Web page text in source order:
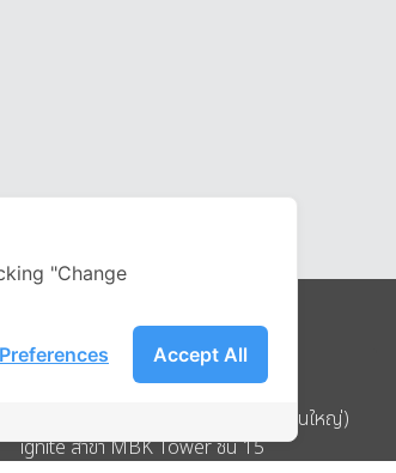
Address
บริษัท อิกไนท์ เอ สตาร์ จำกัด (สำนักงานใหญ่)
ignite สาขา MBK Tower ชั้น 15
"Change
Accept All